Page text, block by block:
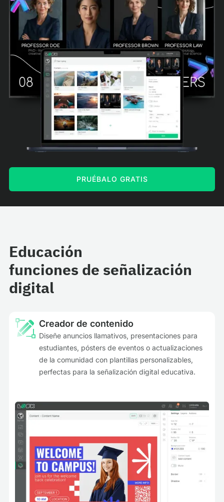
PRUÉBALO GRATIS
Educación
funciones de señalización
digital
Creador de contenido
Diseñe anuncios llamativos, presentaciones para
estudiantes, pósters de eventos o actualizaciones
de la comunidad con plantillas personalizables,
perfectas para la señalización digital educativa.